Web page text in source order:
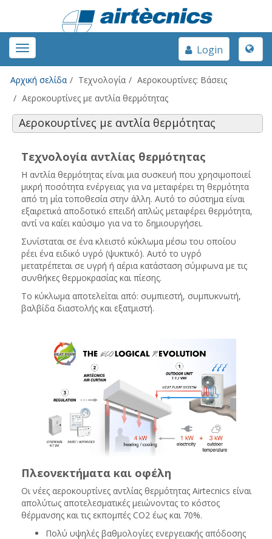
Toggle
navigation
Toggle
Login
Αρχική σελίδα Τεχνολογία
Αεροκουρτίνες: Βάσεις
Αεροκουρτίνες με αντλία θερμότητας
Αεροκουρτίνες με αντλία θερμότητας
Τεχνολογία αντλίας θερμότητας
Η αντλία θερμότητας είναι μια συσκευή που χρησιμοποιεί
μικρή ποσότητα ενέργειας για να μεταφέρει τη θερμότητα
από τη μία τοποθεσία στην άλλη. Αυτό το σύστημα είναι
εξαιρετικά αποδοτικό επειδή απλώς μεταφέρει θερμότητα,
αντί να καίει καύσιμο για να το δημιουργήσει.
Συνίσταται σε ένα κλειστό κύκλωμα μέσω του οποίου
ρέει ένα ειδικό υγρό (ψυκτικό). Αυτό το υγρό
μετατρέπεται σε υγρή ή αέρια κατάσταση σύμφωνα με τις
συνθήκες θερμοκρασίας και πίεσης.
Το κύκλωμα αποτελείται από: συμπιεστή, συμπυκνωτή,
βαλβίδα διαστολής και εξατμιστή.
Πλεονεκτήματα και οφέλη
Οι νέες αεροκουρτίνες αντλίας θερμότητας Airtecnics είναι
απολύτως αποτελεσματικές μειώνοντας το κόστος
θέρμανσης και τις εκπομπές CO2 έως και 70%.
Πολύ υψηλές βαθμολογίες ενεργειακής απόδοσης